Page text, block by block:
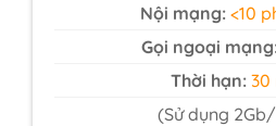
Nội mạng:<10
Gọi ngoại
Thời hạn:30
(Sử dụng